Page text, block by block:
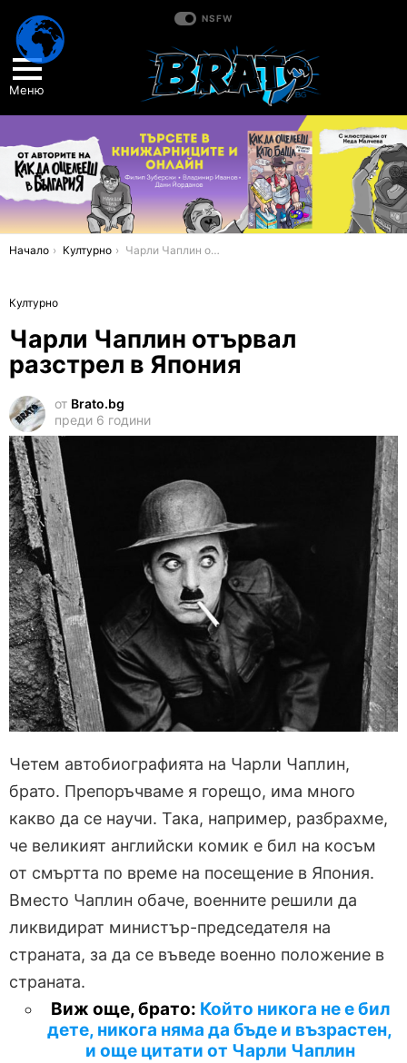
NSFW
Меню
You are here:
Начало Културно Чарли Чаплин отървал разстрел в Япония
Културно
Чарли Чаплин отървал
разстрел в Япония
от Brato.bg
преди 6 години
Четем автобиографията на Чарли Чаплин,
брато. Препоръчваме я горещо, има много
какво да се научи. Така, например, разбрахме,
че великият английски комик е бил на косъм
от смъртта по време на посещение в Япония.
Вместо Чаплин обаче, военните решили да
ликвидират министър-председателя на
страната, за да се въведе военно положение в
страната.
Виж още, брато: Който никога не е бил
дете, никога няма да бъде и възрастен,
и още цитати от Чарли Чаплин